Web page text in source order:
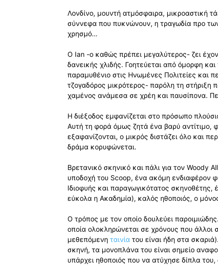
Λονδίνο, μουντή ατμόσφαιρα, μικροαστική
σύννεφα που πυκνώνουν, η τραγωδία προ
χρησμό…
Ο Ian -ο καθώς πρέπει μεγαλύτερος- ζει
δανεικής χλιδής. Γοητεύεται από όμορφη
παραμυθένιο στις Ηνωμένες Πολιτείες και
τζογαδόρος μικρότερος- παρόλη τη στήριξη
χαμένος ανάμεσα σε χρέη και παυσίπονα.
Η διέξοδος εμφανίζεται στο πρόσωπο
Αυτή τη φορά όμως ζητά ένα βαρύ αντίτιμο,
εξαφανίζονται, ο μικρός διστάζει όλο και
δράμα κορυφώνεται.
Βρετανικό σκηνικό και πάλι για τον Woody
υποδοχή του Scoop, ένα ακόμη ενδιαφέρον
Ιδιοφυής και παραγωγικότατος σκηνοθέτης,
εύκολα η Ακαδημία), καλός ηθοποιός, ο
Ο τρόπος με τον οποίο δουλεύει
οποία ολοκληρώνεται σε χρόνους που
μεθεπόμενη ταινία του είναι ήδη στα
σκηνή, τα μονοπλάνα του είναι σημείο
υπάρχει ηθοποιός που να ατύχησε δίπλα